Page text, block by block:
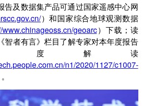
告及数据集产品可通过国家遥感中心网
）和国家综合地球观测数据
www.chinageoss.cn/geoarc）下载；读
智者有言》栏目了解专家对本年度报告
度解读
n1/2020/1127/c1007-